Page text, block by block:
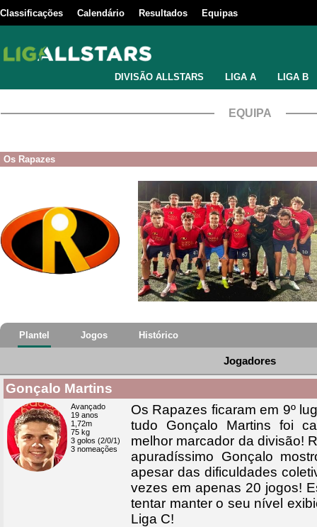
Classificações Calendário Resultados Equipas
DIVISÃO ALLSTARS LIGA A LIGA B
EQUIPA
Os Rapazes
Plantel Jogos Histórico
Jogadores
Gonçalo Martins
Avançado
19 anos
1,72m
75 kg
3 golos (2/0/1)
3 nomeações
Os Rapazes ficaram em 9º
tudo Gonçalo Martins foi
melhor marcador da divisão!
apuradíssimo Gonçalo
apesar das dificuldades
vezes em apenas 20 jogos!
tentar manter o seu nível
Liga C!